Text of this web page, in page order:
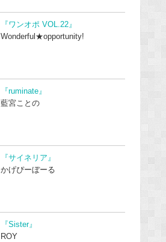
『ワンオポ VOL.22』
Wonderful★opportunity!
『ruminate』
藍宮ことの
『サイネリア』
かげぴーぼーる
『Sister』
ROY